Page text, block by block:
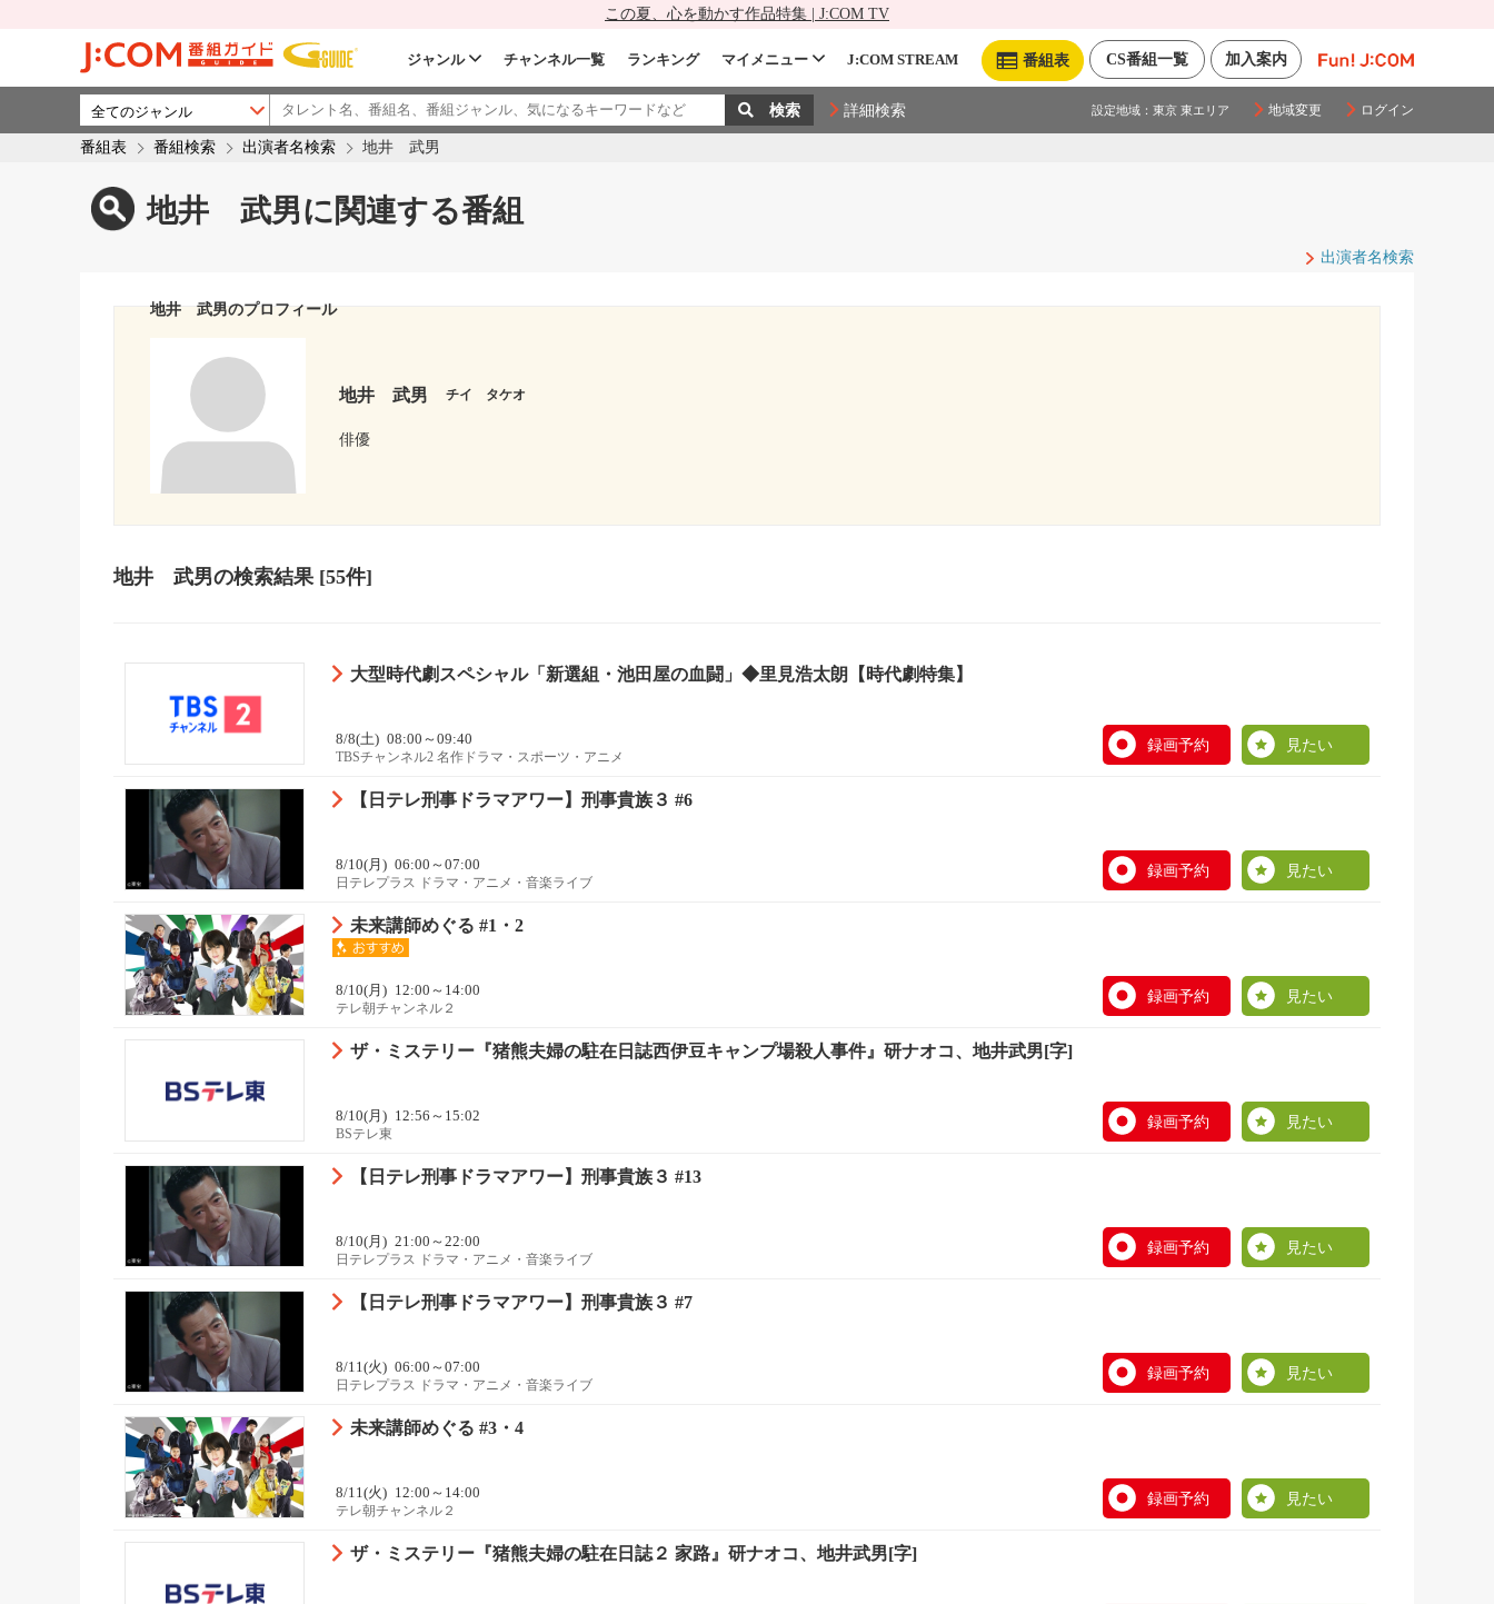
この夏、心を動かす作品特集 | J:COM TV
加入案内
CS番組一覧
番組表
ジャンル チャンネル一覧 ランキング マイメニュー J:COM STREAM
詳細検索 設定地域： 東京 東エリア 地域変更 ログイン
番組表 番組検索 出演者名検索 地井 武男
地井 武男に関連する番組
出演者名検索
地井 武男のプロフィール
地井 武男 チイ タケオ
俳優
地井 武男の検索結果[55件]
大型時代劇スペシャル「新選組・池田屋の血闘」◆里見浩太朗【時代劇特集】
8/8(土) 08:00～09:40
TBSチャンネル2 名作ドラマ・スポーツ・アニメ
録画予約 見たい
【日テレ刑事ドラマアワー】刑事貴族３ #6
8/10(月) 06:00～07:00
日テレプラス ドラマ・アニメ・音楽ライブ
録画予約 見たい
未来講師めぐる #1・2
8/10(月) 12:00～14:00
テレ朝チャンネル２
録画予約 見たい
ザ・ミステリー『猪熊夫婦の駐在日誌西伊豆キャンプ場殺人事件』研ナオコ、地井武男[字]
8/10(月) 12:56～15:02
BSテレ東
録画予約 見たい
【日テレ刑事ドラマアワー】刑事貴族３ #13
8/10(月) 21:00～22:00
日テレプラス ドラマ・アニメ・音楽ライブ
録画予約 見たい
【日テレ刑事ドラマアワー】刑事貴族３ #7
8/11(火) 06:00～07:00
日テレプラス ドラマ・アニメ・音楽ライブ
録画予約 見たい
未来講師めぐる #3・4
8/11(火) 12:00～14:00
テレ朝チャンネル２
録画予約 見たい
ザ・ミステリー『猪熊夫婦の駐在日誌２ 家路』研ナオコ、地井武男[字]